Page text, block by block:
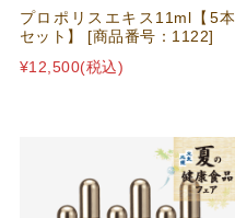
プロポリスエキス11ml【5本
セット】 [商品番号：1122]
¥12,500(税込)